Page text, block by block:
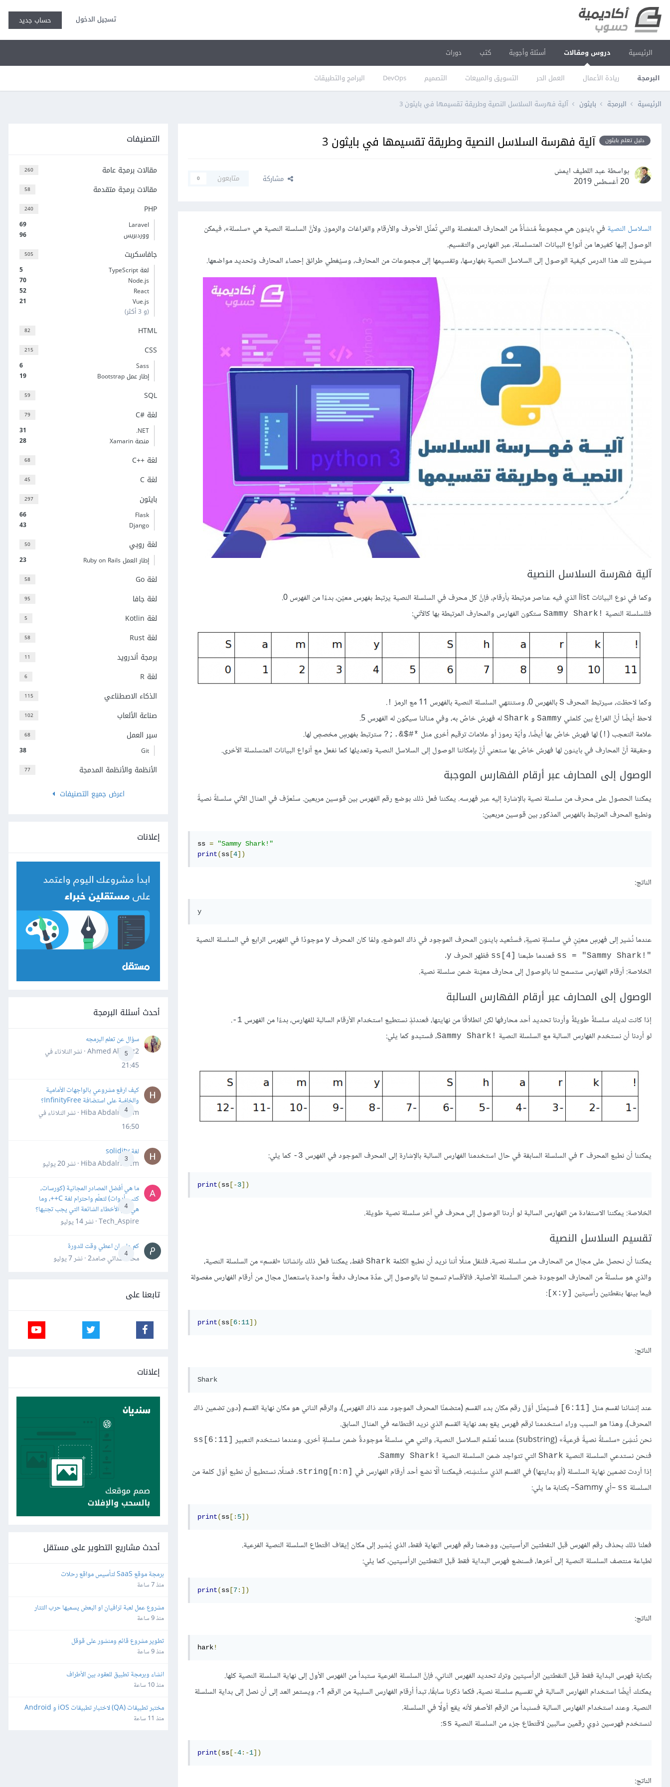
تسجيل الدخول حساب جديد
الرئيسية دروس ومقالات
البرمجة ريادة الأعمال العمل الحر التسويق والمبيعات التصميم DevOps البرامج والتطبيقات
أسئلة وأجوبة كتب دورات
الرئيسية البرمجة بايثون آلية فهرسة السلاسل النصية وطريقة تقسيمها في بايثون 3
دليل تعلم بايثون آلية فهرسة السلاسل النصية وطريقة تقسيمها في بايثون 3
بواسطة عبد اللطيف ايمش
20 أغسطس 2019
مشاركة متابعون 0
السلاسل النصية في بايثون هي مجموعةٌ مُنشأةٌ من المحارف المنفصلة والتي تُمثِّل الأحرف والأرقام والفراغات والرموز. ولأنَّ السلسلة النصية هي «سلسلة»، فيمكن
الوصول إليها كغيرها من أنواع البيانات المتسلسلة، عبر الفهارس والتقسيم.
سيشرح لك هذا الدرس كيفية الوصول إلى السلاسل النصية بفهارسها، وتقسيمها إلى مجموعات من المحارف، وسيُغطي طرائق إحصاء المحارف وتحديد مواضعها.
آلية فهرسة السلاسل النصية
وكما في نوع البيانات list الذي فيه عناصر مرتبطة بأرقام، فإنَّ كل محرف في السلسلة النصية يرتبط بفهرس معيّن، بدءًا من الفهرس 0.
فللسلسلة النصية Sammy Shark!‎ ستكون الفهارس والمحارف المرتبطة بها كالآتي:
وكما لاحظت، سيرتبط المحرف S بالفهرس 0، وستنتهي السلسلة النصية بالفهرس 11 مع الرمز !
.
لاحظ أيضًا أنَّ الفراغ بين كلمتَي Sammy و Shark له فهرسٌ خاصٌ به، وفي مثالنا سيكون له الفهرس 5.
علامة التعجب ( ! ) لها فهرسٌ خاصٌ بها أيضًا، وأيّة رموز أو علامات ترقيم أخرى مثل *#$&.;? سترتبط بفهرسٍ مخصصٍ لها.
وحقيقة أنَّ المحارف في بايثون لها فهرسٌ خاصٌ بها ستعني أنَّ بإمكاننا الوصول إلى السلاسل النصية وتعديلها كما نفعل مع أنواع البيانات المتسلسلة الأخرى.
الوصول إلى المحارف عبر أرقام الفهارس الموجبة
يمكننا الحصول على محرف من سلسلة نصية بالإشارة إليه عبر فهرسه. يمكننا فعل ذلك بوضع رقم الفهرس بين قوسين مربعين. سنُعرِّف في المثال الآتي سلسلةً نصيةً
ونطبع المحرف المرتبط بالفهرس المذكور بين قوسين مربعين:
ss =
"Sammy Shark!"
print(ss [4])
الناتج:
y
عندما نُشير إلى فهرسٍ معيّنٍ في سلسلةٍ نصيةٍ، فستُعيد بايثون المحرف الموجود في ذاك الموضع، ولمّا كان المحرف y موجودًا في الفهرس الرابع في السلسلة النصية
ss = "Sammy Shark!"‎ فعندما طبعنا ss[4] فظهر الحرف y
.
الخلاصة: أرقام الفهارس ستسمح لنا بالوصول إلى محارف معيّنة ضمن سلسلة نصية.
الوصول إلى المحارف عبر أرقام الفهارس السالبة
إذا كانت لديك سلسلةٌ طويلةٌ وأردنا تحديد أحد محارفها لكن انطلاقًا من نهايتها، فعندئذٍ نستطيع استخدام الأرقام السالبة للفهارس، بدءًا من الفهرس ‎-1
.
لو أردنا أن نستخدم الفهارس السالبة مع السلسلة النصية Sammy Shark!‎، فستبدو كما يلي:
يمكننا أن نطبع المحرف r في السلسلة السابقة في حال استخدمنا الفهارس السالبة بالإشارة إلى المحرف الموجود في الفهرس ‎-3 كما يلي:
print(ss [-3])
الخلاصة: يمكننا الاستفادة من الفهارس السالبة لو أردنا الوصول إلى محرف في آخر سلسلة نصية طويلة.
تقسيم السلاسل النصية
يمكننا أن نحصل على مجال من المحارف من سلسلة نصية، فلنقل مثلًا أننا نريد أن نطبع الكلمة Shark فقط، يمكننا فعل ذلك بإنشائنا «لقسم» من السلسلة النصية،
والذي هو سلسلةٌ من المحارف الموجودة ضمن السلسلة الأصلية. فالأقسام تسمح لنا بالوصول إلى عدِّة محارف دفعةً واحدة باستعمال مجال من أرقام الفهارس مفصولة
فيما بينها بنقطتين رأسيتين
:
print(ss [6: 11])
الناتج:
Shark
عند إنشائنا لقسم مثل
فسيُمثِّل أوّل رقم مكان بدء القسم (متضمنًا المحرف الموجود عند ذاك الفهرس)، والرقم الثاني هو مكان نهاية القسم (دون تضمين ذاك
المحرف)، وهذا هو السبب وراء استخدمنا لرقم فهرس يقع بعد نهاية القسم الذي نريد اقتطاعه في المثال السابق.
نحن نُنشِئ «سلسلةً نصيةً فرعيةً» (substring) عندما نُقسِّم السلاسل النصية، والتي هي سلسلةٌ موجودةٌ ضمن سلسلةٍ أخرى. وعندما نستخدم التعبير
ss[6:11]
فنحن نستدعي السلسلة النصية Shark التي تتواجد ضمن السلسلة النصية Sammy Shark!‎
.
إذا أردت تضمين نهاية السلسلة (أو بدايتها) في القسم الذي ستُنشِئه، فيمكننا ألّا نضع أحد أرقام الفهارس في
string[n:n]. فمثلًا، نستطيع أن نطبع أوّل كلمة من
السلسلة ss –أي Sammy– بكتابة ما يلي:
print(ss [: 5])
فعلنا ذلك بحذف رقم الفهرس قبل النقطتين الرأسيتين، ووضعنا رقم فهرس النهاية فقط، الذي يُشير إلى مكان إيقاف اقتطاع السلسلة النصية الفرعية.
لطباعة منتصف السلسلة النصية إلى آخرها، فسنضع فهرس البداية فقط قبل النقطتين الرأسيتين، كما يلي:
print(ss [7:])
الناتج:
hark!
بكتابة فهرس البداية فقط قبل النقطتين الرأسيتين وترك تحديد الفهرس الثاني، فإنَّ السلسلة الفرعية ستبدأ من الفهرس الأول إلى نهاية السلسلة النصية كلها.
يمكنك أيضًا استخدام الفهارس السالبة في تقسيم سلسلة نصية، فكما ذكرنا سابقًا، تبدأ أرقام الفهارس السلبية من الرقم ‎-1، ويستمر العد إلى أن نصل إلى بداية السلسلة
النصية. وعند استخدام الفهارس السالبة فسنبدأ من الرقم الأصغر لأنه يقع أولًا في السلسلة.
لنستخدم فهرسين ذوي رقمين سالبين لاقتطاع جزء من السلسلة النصية ss
:
print(ss [-4:-1])
الناتج:
التصنيفات
260 مقالات برمجة عامة
58 مقالات برمجة متقدمة
240 PHP
69
Laravel
96
ووردبريس
505 جافاسكربت
5
لغة TypeScript
70
Node.js
52
React
21
Vue.js
(و 3 أكثر)
82 HTML
215 CSS
6
Sass
19
إطار عمل Bootstrap
59 SQL
79 لغة C#‎
31
‎.NET
28
منصة Xamarin
68 لغة C++‎
45 لغة C
297 بايثون
66
Flask
43
Django
50 لغة روبي
23 إطار العمل Ruby on Rails
58 لغة Go
95 لغة جافا
5 لغة Kotlin
58 لغة Rust
11 برمجة أندرويد
6 لغة R
115 الذكاء الاصطناعي
102 صناعة الألعاب
68 سير العمل
38 Git
77
الأنظمة والأنظمة المدمجة
اعرض جميع التصنيفات
إعلانات
أحدث أسئلة البرمجة
5
سؤال عن تعلم البرمجه
Ahmed Alhafiz2 · نشر
الثلاثاء في
21:45
4
كيف ارفع مشروعي بالواجهات الأمامية
والخلفية على استضافة InfinityFree؟
Hiba Abdalrheem · نشر
الثلاثاء في
16:50
3
لغة solidity
Hiba Abdalrheem · نشر
20 يوليو
4
ما هي أفضل المصادر المجانية (كورسات،
كتب، أدوات) لتعلّم واحترام لغة C++، وما
هي أهم الأخطاء الشائعة التي يجب تجنبها؟
Tech_Aspire · نشر
14 يوليو
4
كم علي ان اعطي وقت للدورة
محمد سداتي صامد2 · نشر
7 يوليو
تابعنا على
إعلانات
أحدث مشاريع التطوير على مستقل
برمجة موقع SaaS لتأسيس مواقع رحلات
منذ 7 ساعة
مشروع عمل لعبة ترافيان او البعض يسميها حرب التتار
منذ 9 ساعة
تطوير مشروع قائم ومنشور على قوقل
منذ 9 ساعة
انشاء وبرمجة تطبيق للعقود بين الأطراف
منذ 10 ساعة
مختبر تطبيقات (QA) لاختبار تطبيقات iOS و Android
منذ 11 ساعة